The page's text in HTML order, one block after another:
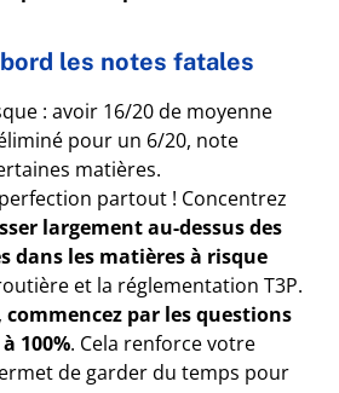
les notes fatales
: avoir 16/20 de moyenne
pour un 6/20, note
matières.
partout ! Concentrez
largement au-dessus des
dans les matières à risque
et la réglementation T3P.
commencez par les questions
100%. Cela renforce votre
de garder du temps pour